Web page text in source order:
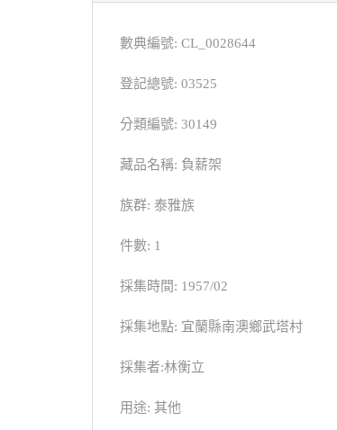
數典編號: CL_0028644
登記總號: 03525
分類編號: 30149
藏品名稱: 負薪架
族群: 泰雅族
件數: 1
採集時間: 1957/02
採集地點: 宜蘭縣南澳鄉武塔村
採集者:林衡立
用途: 其他